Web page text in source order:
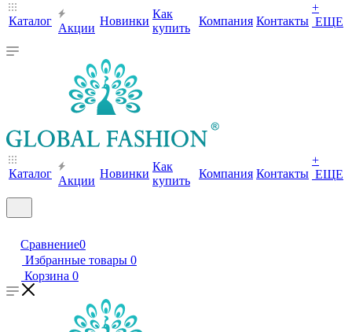
Каталог
Акции
Новинки
Как
купить
Компания Контакты
+
ЕЩЕ
Каталог
Акции
Новинки
Как
купить
Компания Контакты
+
ЕЩЕ
Сравнение0
Избранные товары 0
Корзина 0